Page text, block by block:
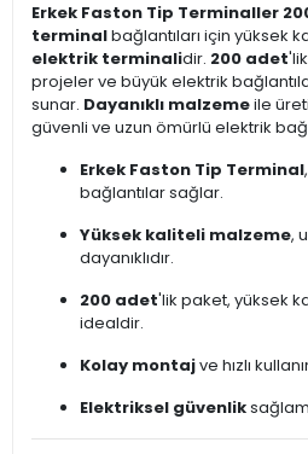
Erkek Faston Tip Terminaller
terminalbağlantıları için yüksek
elektrik terminalidir. 200 adet
projeler ve büyük elektrik
sunar. Dayanıklı malzemeile
güvenli ve uzun ömürlü elektrik
Erkek Faston Tip Terminal
bağlantılar sağlar.
Yüksek kaliteli malzeme,
dayanıklıdır.
200 adet'lik paket, yüksek
idealdir.
Kolay montajve hızlı
Elektriksel güvenlik